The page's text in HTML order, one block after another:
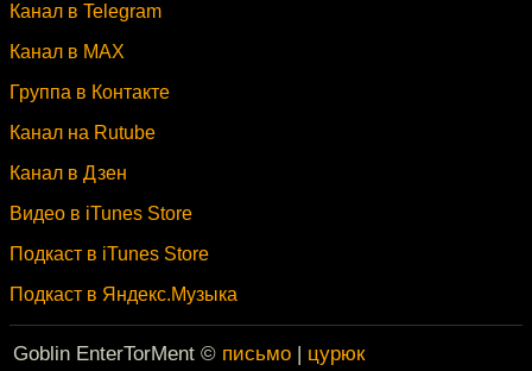
Канал в Telegram
Канал в MAX
Группа в Контакте
Канал на Rutube
Канал в Дзен
Видео в iTunes Store
Подкаст в iTunes Store
Подкаст в Яндекс.Музыка
Goblin EnterTorMent © письмо | цурюк